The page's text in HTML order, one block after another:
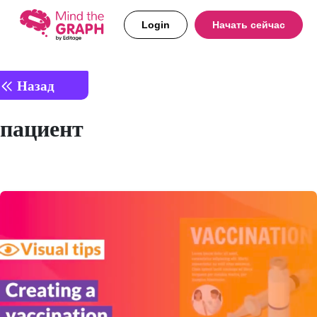
Login Начать сейчас
Назад
пациент